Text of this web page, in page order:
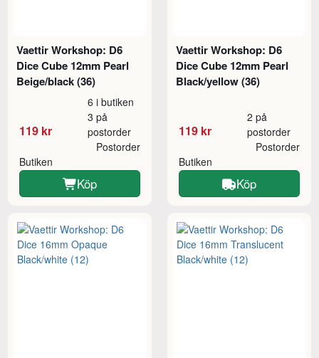
Vaettir Workshop: D6
Dice Cube 12mm Pearl
Beige/black (36)
119 kr
6 i butiken
3 på
postorder
Butiken
Postorder
Köp
Vaettir Workshop: D6
Dice Cube 12mm Pearl
Black/yellow (36)
119 kr
2 på
postorder
Butiken
Postorder
Köp